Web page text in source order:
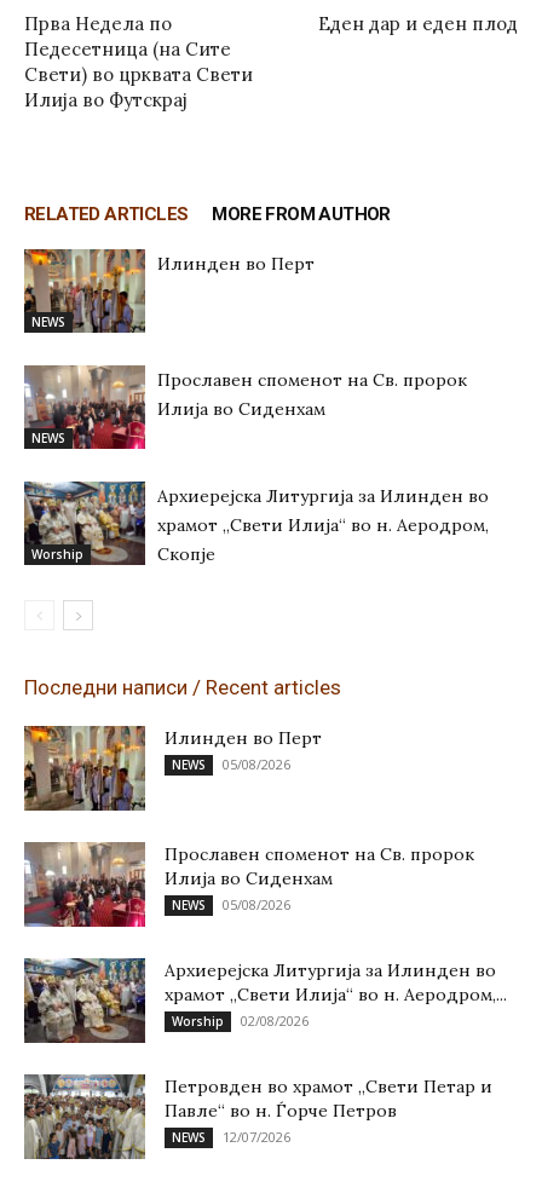
Прва Недела по
Педесетница (на Сите
Свети) во црквата Свети
Илија во Футскрај
Еден дар и еден плод
RELATED ARTICLES MORE FROM AUTHOR
NEWS
Илинден во Перт
NEWS
Прославен споменот на Св. пророк
Илија во Сиденхам
Worship
Архиерејска Литургија за Илинден во
храмот „Свети Илија“ во н. Аеродром,
Скопје
Последни написи / Recent articles
Илинден во Перт
NEWS 05/08/2026
Прославен споменот на Св. пророк
Илија во Сиденхам
NEWS 05/08/2026
Архиерејска Литургија за Илинден во
храмот „Свети Илија“ во н. Аеродром,...
Worship 02/08/2026
Петровден во храмот „Свети Петар и
Павле“ во н. Ѓорче Петров
NEWS 12/07/2026